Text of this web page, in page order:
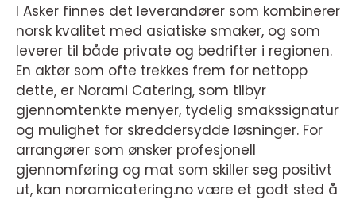
I Asker finnes det leverandører som kombinerer
norsk kvalitet med asiatiske smaker, og som
leverer til både private og bedrifter i regionen.
En aktør som ofte trekkes frem for nettopp
dette, er Norami Catering, som tilbyr
gjennomtenkte menyer, tydelig smakssignatur
og mulighet for skreddersydde løsninger. For
arrangører som ønsker profesjonell
gjennomføring og mat som skiller seg positivt
ut, kan noramicatering.no være et godt sted å